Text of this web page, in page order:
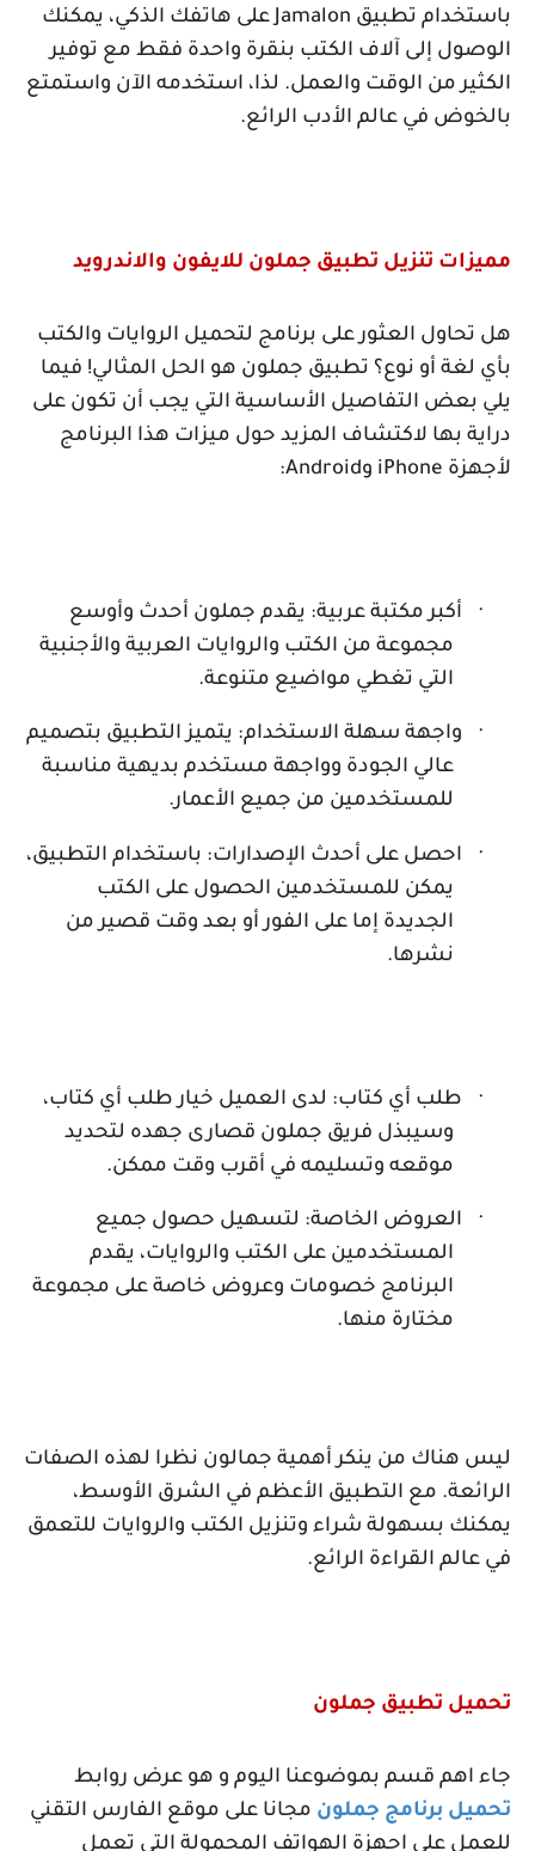
باستخدام تطبيق Jamalonعلى هاتفك الذكي، يمكنك
الوصول إلى آلاف الكتب بنقرة واحدة فقط مع توفير
الكثير من الوقت والعمل. لذا، استخدمه الآن واستمتع
بالخوض في عالم الأدب الرائع.
مميزات تنزيل تطبيق جملون للايفون والاندرويد
هل تحاول العثور على برنامج لتحميل الروايات والكتب
بأي لغة أو نوع؟ تطبيق جملون هو الحل المثالي! فيما
يلي بعض التفاصيل الأساسية التي يجب أن تكون على
دراية بها لاكتشاف المزيد حول ميزات هذا البرنامج
لأجهزة iPhone وAndroid
:
·
أكبر مكتبة عربية: يقدم جملون أحدث وأوسع
مجموعة من الكتب والروايات العربية والأجنبية
التي تغطي مواضيع متنوعة.
·
واجهة سهلة الاستخدام: يتميز التطبيق بتصميم
عالي الجودة وواجهة مستخدم بديهية مناسبة
للمستخدمين من جميع الأعمار.
·
احصل على أحدث الإصدارات: باستخدام التطبيق،
يمكن للمستخدمين الحصول على الكتب
الجديدة إما على الفور أو بعد وقت قصير من
نشرها.
·
طلب أي كتاب: لدى العميل خيار طلب أي كتاب،
وسيبذل فريق جملون قصارى جهده لتحديد
موقعه وتسليمه في أقرب وقت ممكن.
·
العروض الخاصة: لتسهيل حصول جميع
المستخدمين على الكتب والروايات، يقدم
البرنامج خصومات وعروض خاصة على مجموعة
مختارة منها.
ليس هناك من ينكر أهمية جمالون نظرا لهذه الصفات
الرائعة. مع التطبيق الأعظم في الشرق الأوسط،
يمكنك بسهولة شراء وتنزيل الكتب والروايات للتعمق
في عالم القراءة الرائع.
تحميل تطبيق جملون
جاء اهم قسم بموضوعنا اليوم و هو عرض روابط
تحميل برنامج جملون مجانا على موقع الفارس التقني
للعمل على اجهزة الهواتف المحمولة التي تعمل